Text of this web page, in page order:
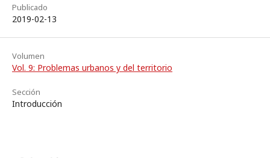
Publicado
2019-02-13
Volumen
Vol. 9: Problemas urbanos y del territorio
Sección
Introducción